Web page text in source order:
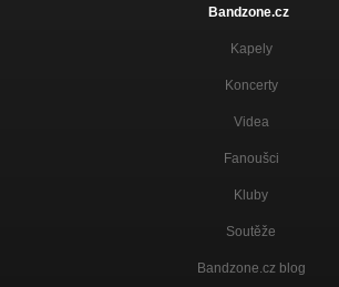
Bandzone.cz
Kapely
Koncerty
Videa
Fanoušci
Kluby
Soutěže
Bandzone.cz blog